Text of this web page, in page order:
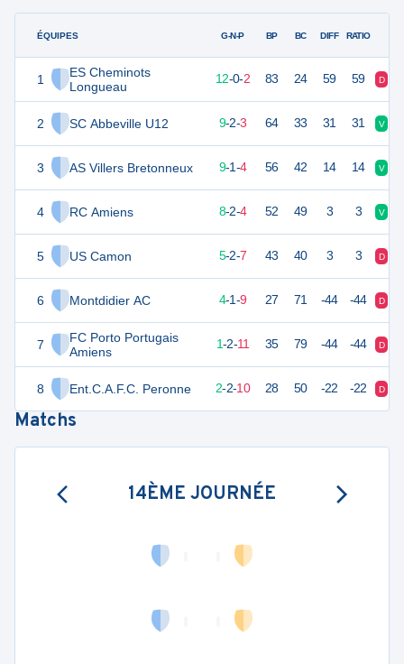
ÉQUIPES
1
ES Cheminots
Longueau
2 SC Abbeville U12
3 AS Villers Bretonneux
4 RC Amiens
5 US Camon
6 Montdidier AC
7
FC Porto Portugais
Amiens
8 Ent.C.A.F.C. Peronne
G-N-P BP BC DIFF RATIO
12-0-2 83 24 59 59 D
29 9-2-3 64 33 31 31 V
28 14 9-1-4 56 42 14 14 V
8-2-4 52 49 3 3 V
5-2-7 43 40 3 3 D
4-1-9 27 71 -44 -44 D
8 1-2-11 35 79 -44 -44 D
4 14 2-2-10 28 50 -22 -22 D
Matchs
14ÈME JOURNÉE